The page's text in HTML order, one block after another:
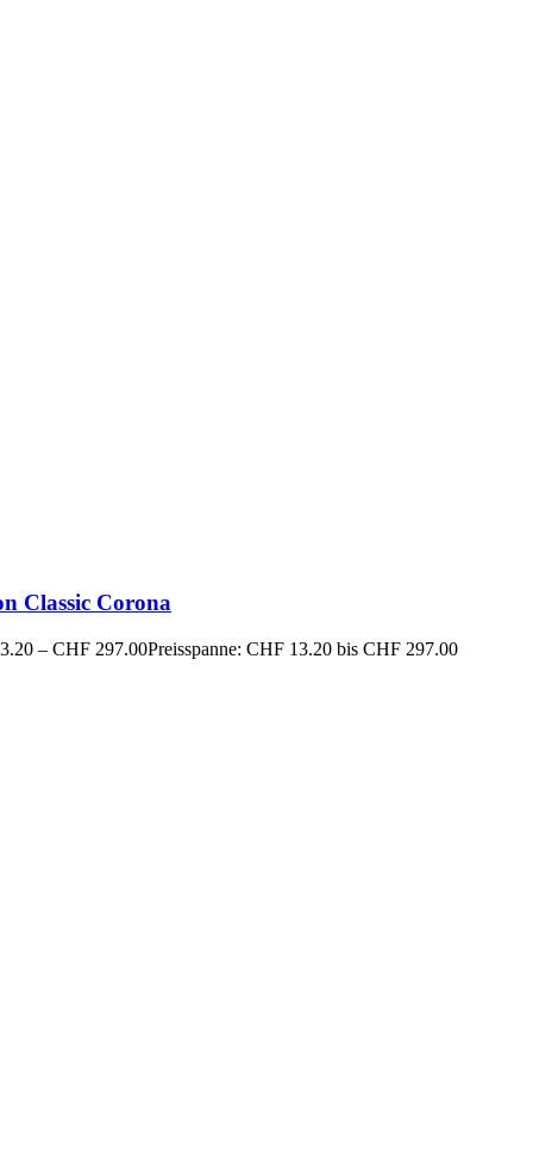
Classic Corona
– CHF 297.00Preisspanne: CHF 13.20 bis CHF 297.00